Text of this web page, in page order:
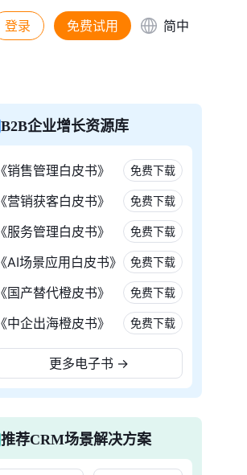
登录 免费试用 简中
B2B企业增长资源库
《销售管理白皮书》 免费下载
《营销获客白皮书》 免费下载
《服务管理白皮书》 免费下载
《AI场景应用白皮书》 免费下载
《国产替代橙皮书》 免费下载
《中企出海橙皮书》 免费下载
更多电子书 →
推荐CRM场景解决方案